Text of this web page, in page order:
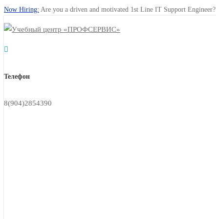
Now Hiring: Are you a driven and motivated 1st Line IT Support Engineer?
Телефон
8(904)2854390